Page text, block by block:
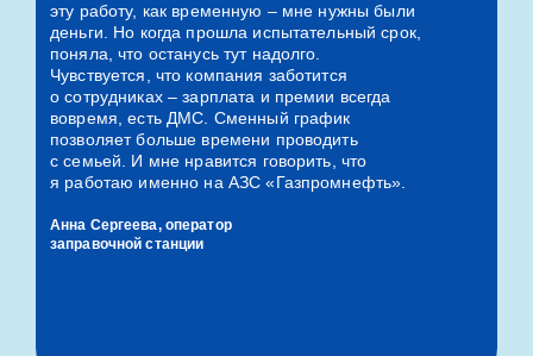
эту работу, как временную – мне нужны были
деньги. Но когда прошла испытательный срок,
поняла, что останусь тут надолго.
Чувствуется, что компания заботится
о сотрудниках – зарплата и премии всегда
вовремя, есть ДМС. Сменный график
позволяет больше времени проводить
с семьей. И мне нравится говорить, что
я работаю именно на АЗС «Газпромнефть».
Анна Сергеева, оператор
заправочной станции